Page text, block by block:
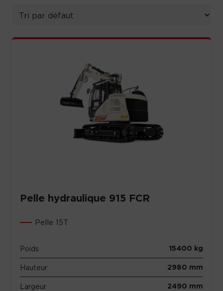
Pelle hydraulique 915 FCR
Pelle 15T
Poids 15400 kg
Hauteur 2980 mm
Largeur 2490 mm